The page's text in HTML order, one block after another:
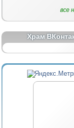
все
Храм